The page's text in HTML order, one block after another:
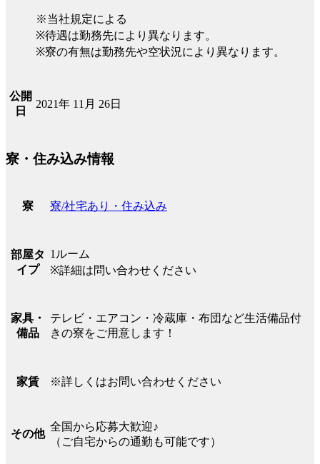
※当社規定による
※待遇は勤務先により異なります。
※寮の有無は勤務先や空状況により異なります。
公開
日
2021年 11月 26日
寮・住み込み情報
寮 寮/社宅あり・住み込み
部屋タ
イプ
1ルーム
※詳細は問い合わせください
家具・
備品
テレビ・エアコン・冷蔵庫・布団など生活備品付
きの寮をご用意します！
家賃 ※詳しくはお問い合わせください
その他
全国から応募大歓迎♪
（ご自宅からの通勤も可能です）